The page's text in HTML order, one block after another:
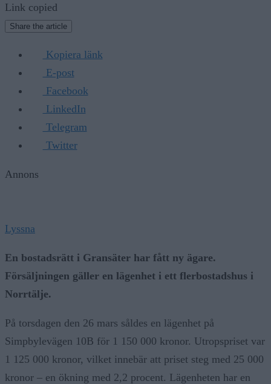
Link copied
Share the article
Kopiera länk
E-post
Facebook
LinkedIn
Telegram
Twitter
Annons
Lyssna
En bostadsrätt i Gransäter har fått ny ägare.
Försäljningen gäller en lägenhet i ett flerbostadshus i
Norrtälje.
På torsdagen den 26 mars såldes en lägenhet på
Simpbylevägen 10B för 1 150 000 kronor. Utropspriset var
1 125 000 kronor, vilket innebär att priset steg med 25 000
kronor – en ökning med 2,2 procent. Lägenheten har en